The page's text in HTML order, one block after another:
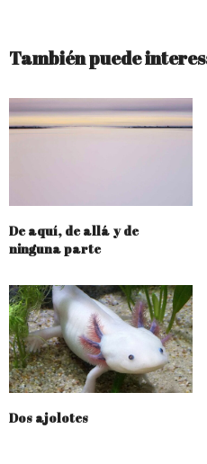
También puede
De aquí, de allá y de
ninguna parte
Dos ajolotes